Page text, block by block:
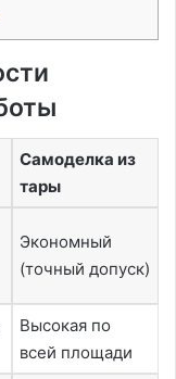
Самоделка из
тары
Экономный
(точный допуск)
Высокая по
всей площади